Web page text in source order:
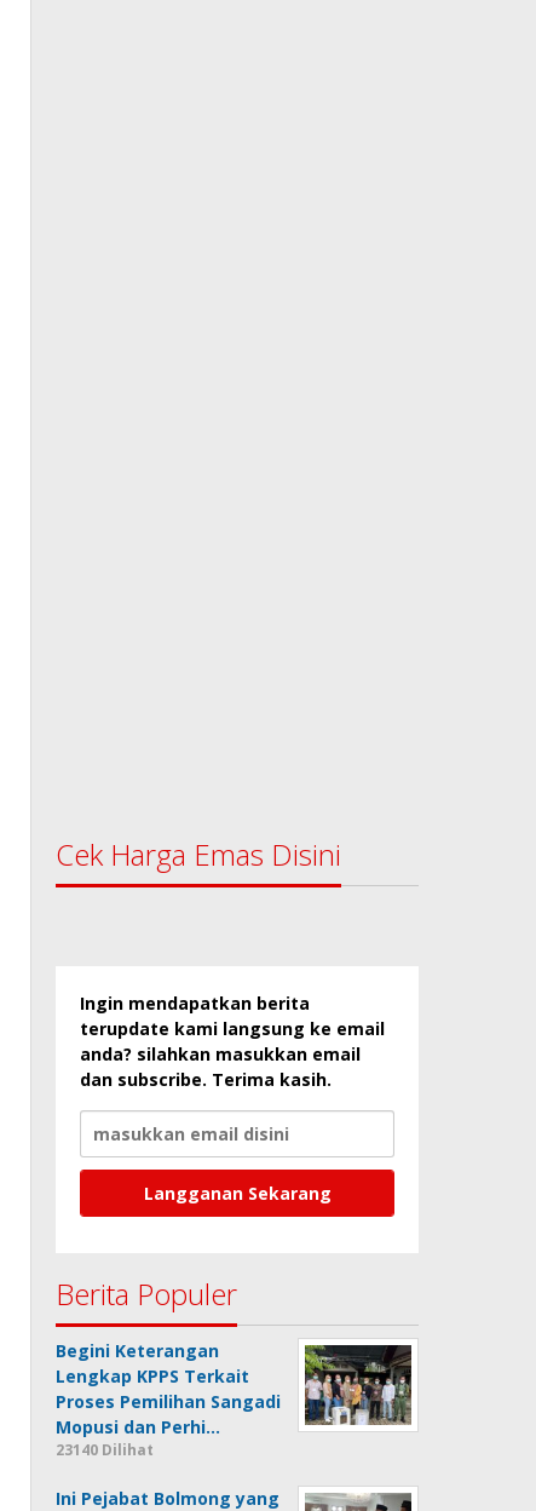
Cek Harga Emas Disini
Ingin mendapatkan berita
terupdate kami langsung ke email
anda? silahkan masukkan email
dan subscribe. Terima kasih.
Berita Populer
Begini Keterangan
Lengkap KPPS Terkait
Proses Pemilihan Sangadi
Mopusi dan Perhi…
23140 Dilihat
Ini Pejabat Bolmong yang